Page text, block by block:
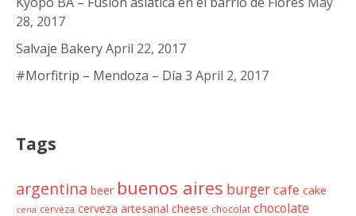
28, 2017
Salvaje BakeryApril 22, 2017
#Morfitrip – Mendoza – Día 3 April 2, 2017
Tags
argentina beer buenos aires burgercafe cake
cena cerveza cerveza artesanal cheese chocolat chocolate